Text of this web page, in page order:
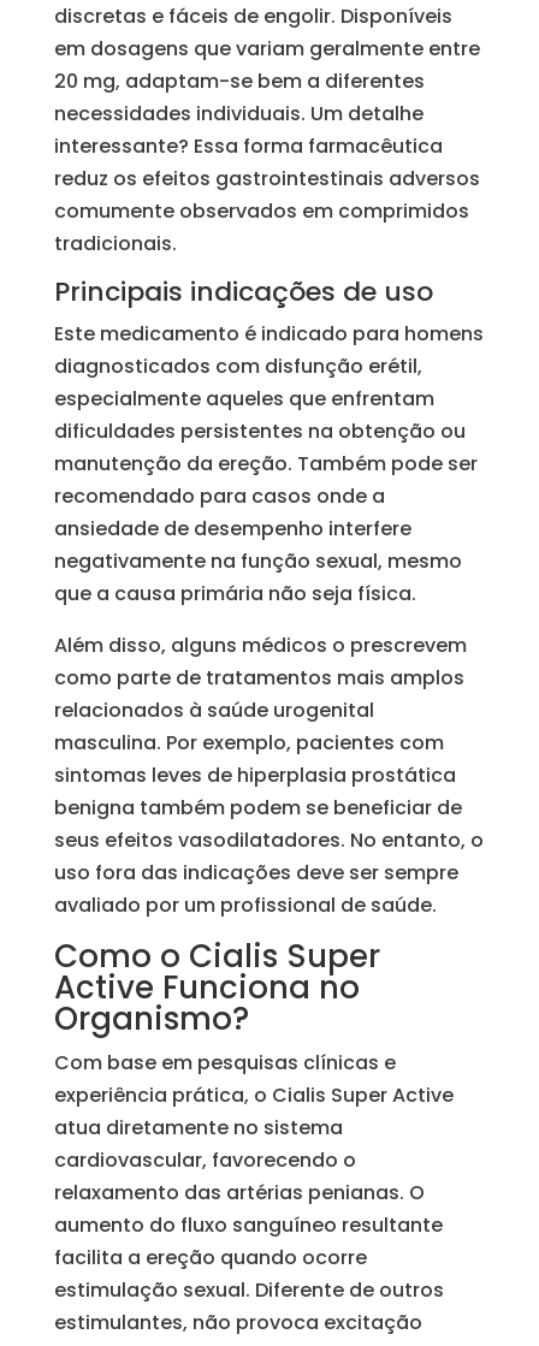
discretas e fáceis de engolir. Disponíveis
em dosagens que variam geralmente entre
20 mg, adaptam-se bem a diferentes
necessidades individuais. Um detalhe
interessante? Essa forma farmacêutica
reduz os efeitos gastrointestinais adversos
comumente observados em comprimidos
tradicionais.
Principais indicações de uso
Este medicamento é indicado para homens
diagnosticados com disfunção erétil,
especialmente aqueles que enfrentam
dificuldades persistentes na obtenção ou
manutenção da ereção. Também pode ser
recomendado para casos onde a
ansiedade de desempenho interfere
negativamente na função sexual, mesmo
que a causa primária não seja física.
Além disso, alguns médicos o prescrevem
como parte de tratamentos mais amplos
relacionados à saúde urogenital
masculina. Por exemplo, pacientes com
sintomas leves de hiperplasia prostática
benigna também podem se beneficiar de
seus efeitos vasodilatadores. No entanto, o
uso fora das indicações deve ser sempre
avaliado por um profissional de saúde.
Como o Cialis Super
Active Funciona no
Organismo?
Com base em pesquisas clínicas e
experiência prática, o Cialis Super Active
atua diretamente no sistema
cardiovascular, favorecendo o
relaxamento das artérias penianas. O
aumento do fluxo sanguíneo resultante
facilita a ereção quando ocorre
estimulação sexual. Diferente de outros
estimulantes, não provoca excitação